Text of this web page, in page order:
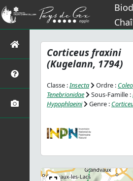
Corticeus fraxini
(Kugelann, 1794)
Classe :Insecta Ordre :
Tenebrionidae
Sous-Famille :
Hypophlaeini
Genre :